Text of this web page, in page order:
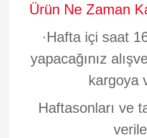
Ürün Ne Zaman
·Hafta içi saat
yapacağınız
kargoya
Haftasonları ve